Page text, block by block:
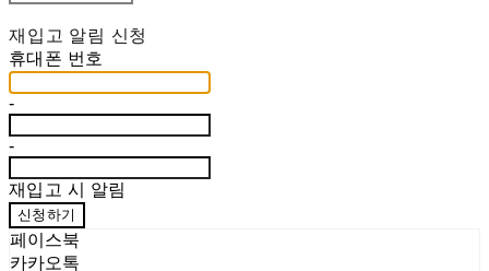
재입고 알림 신청
휴대폰 번호
-
-
재입고 시 알림
신청하기
페이스북
카카오톡